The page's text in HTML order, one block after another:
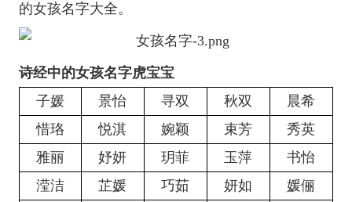
的女孩名字大全。
诗经中的女孩名字虎宝宝
子媛
景怡 寻双 秋双
晨希
惜珞
悦淇 婉颖 束芳
秀英
雅丽
妤妍 玥菲 玉萍
书怡
滢洁
芷媛 巧茹 妍如
媛俪